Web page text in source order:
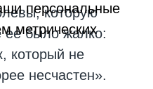
которую
ее было жалко:
который не
несчастен».
персональные
метрических